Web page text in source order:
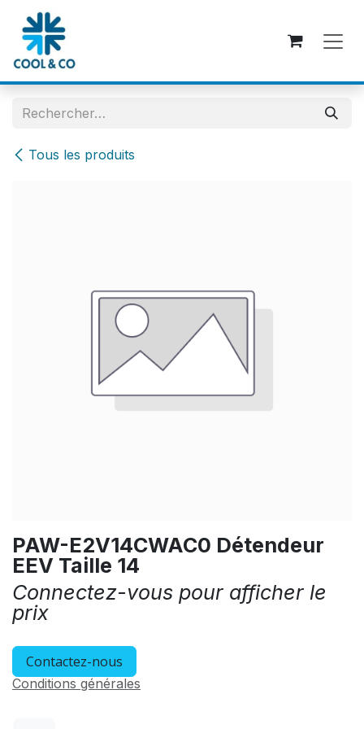
Se rendre au contenu
Tous les produits
PAW-E2V14CWAC0 Détendeur
EEV Taille 14
Connectez-vous pour afficher le
prix
Contactez-nous
Conditions générales